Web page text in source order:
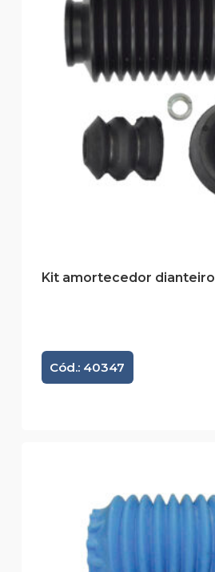
Kit amortecedor dianteiro
Cód.: 40347